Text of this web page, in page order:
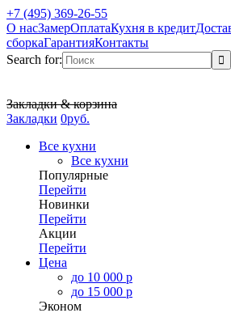
+7 (495) 369-26-55
О насЗамерОплатаКухня в кредит
сборкаГарантияКонтакты
Search for:
Закладки & корзина
Закладки 0руб.
Все кухни
Все кухни
Популярные
Перейти
Новинки
Перейти
Акции
Перейти
Цена
до 10 000 р
до 15 000 р
Эконом